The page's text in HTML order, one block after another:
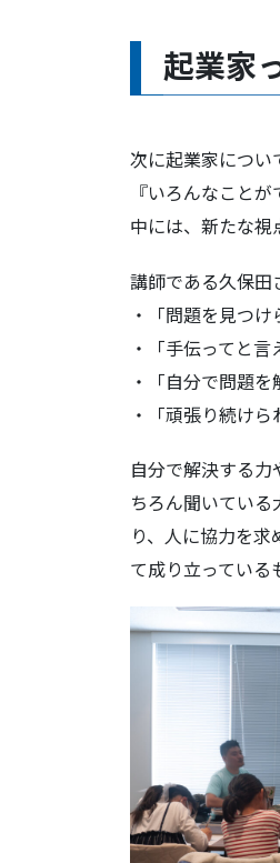
起業家
次に起業家につい
『いろんなこと
中には、新たな視
講師である久保田
・「問題を見つけ
・「手伝ってと言
・「自分で問題を
・「頑張り続けら
自分で解決する
ちろん聞いてい
り、人に協力を
て成り立っている